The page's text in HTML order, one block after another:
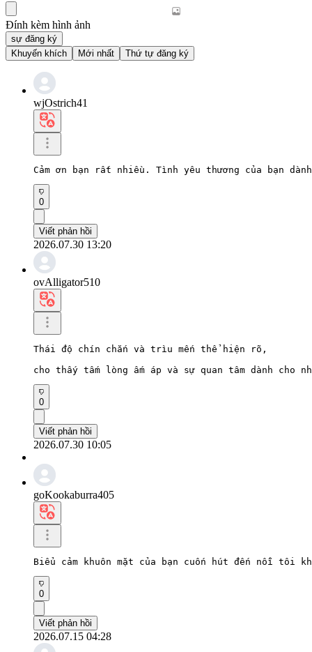
Đính kèm hình ảnh
sự đăng ký
Khuyến khích
Mới nhất Thứ tự đăng ký
wjOstrich41
Cảm ơn bạn rất nhiều. Tình yêu thương của bạn
0
Viết phản hồi
2026.07.30 13:20
ovAlligator510
Thái độ chín chắn và trìu mến thể hiện rõ,
cho thấy tấm lòng ấm áp và sự quan tâm dành cho
0
Viết phản hồi
2026.07.30 10:05
goKookaburra405
Biểu cảm khuôn mặt của bạn cuốn hút đến nỗi
0
Viết phản hồi
2026.07.15 04:28